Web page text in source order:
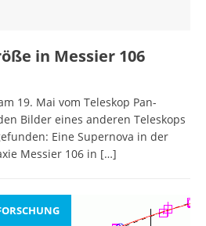
in Messier 106
19. Mai vom Teleskop Pan-
Bilder eines anderen Teleskops
Eine Supernova in der
Messier 106 in […]